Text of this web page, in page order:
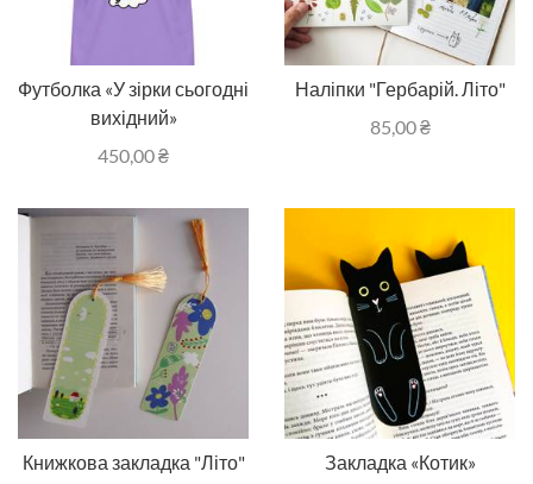
Футболка «У зірки сьогодні
вихідний»
450,00₴
Наліпки "Гербарій. Літо"
85,00₴
Книжкова закладка "Літо" Закладка «Котик»